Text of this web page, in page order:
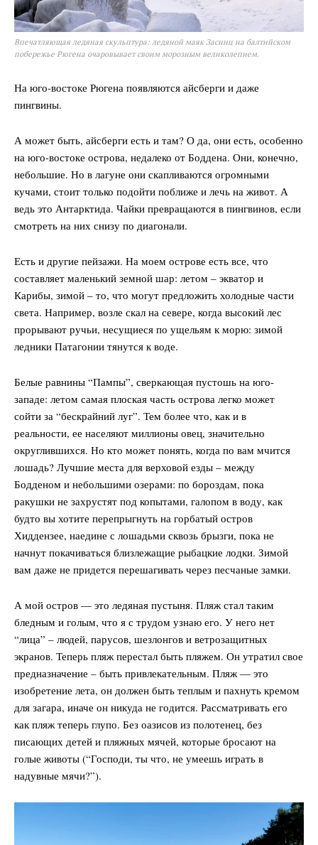
Впечатляющая ледяная скульптура: ледяной маяк Засниц на балтийском
побережье Рюгена очаровывает своим морозным великолепием.
На юго-востоке Рюгена появляются айсберги и даже
пингвины.
А может быть, айсберги есть и там? О да, они есть, особенно
на юго-востоке острова, недалеко от Боддена. Они, конечно,
небольшие. Но в лагуне они скапливаются огромными
кучами, стоит только подойти поближе и лечь на живот. А
ведь это Антарктида. Чайки превращаются в пингвинов, если
смотреть на них снизу по диагонали.
Есть и другие пейзажи. На моем острове есть все, что
составляет маленький земной шар: летом – экватор и
Карибы, зимой – то, что могут предложить холодные части
света. Например, возле скал на севере, когда высокий лес
прорывают ручьи, несущиеся по ущельям к морю: зимой
ледники Патагонии тянутся к воде.
Белые равнины “Пампы”, сверкающая пустошь на юго-
западе: летом самая плоская часть острова легко может
сойти за “бескрайний луг”. Тем более что, как и в
реальности, ее населяют миллионы овец, значительно
округлившихся. Но кто может понять, когда по вам мчится
лошадь? Лучшие места для верховой езды – между
Бодденом и небольшими озерами: по бороздам, пока
ракушки не захрустят под копытами, галопом в воду, как
будто вы хотите перепрыгнуть на горбатый остров
Хиддензее, наедине с лошадьми сквозь брызги, пока не
начнут покачиваться близлежащие рыбацкие лодки. Зимой
вам даже не придется перешагивать через песчаные замки.
А мой остров — это ледяная пустыня. Пляж стал таким
бледным и голым, что я с трудом узнаю его. У него нет
“лица” – людей, парусов, шезлонгов и ветрозащитных
экранов. Теперь пляж перестал быть пляжем. Он утратил свое
предназначение – быть привлекательным. Пляж — это
изобретение лета, он должен быть теплым и пахнуть кремом
для загара, иначе он никуда не годится. Рассматривать его
как пляж теперь глупо. Без оазисов из полотенец, без
писающих детей и пляжных мячей, которые бросают на
голые животы (“Господи, ты что, не умеешь играть в
надувные мячи?”).